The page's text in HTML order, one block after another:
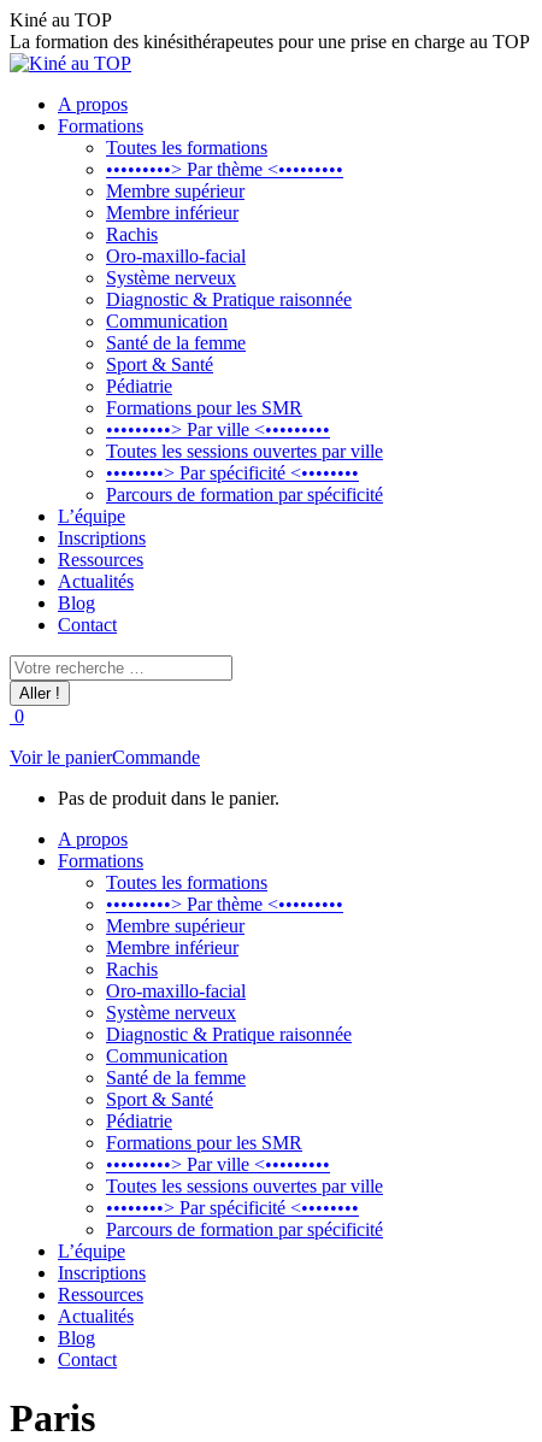
Aller
au
contenu
Kiné au TOP
La formation des kinésithérapeutes pour une prise en charge au TOP
A propos
Formations
Toutes les formations
•••••••••> Par thème <•••••••••
Membre supérieur
Membre inférieur
Rachis
Oro-maxillo-facial
Système nerveux
Diagnostic & Pratique raisonnée
Communication
Santé de la femme
Sport & Santé
Pédiatrie
Formations pour les SMR
•••••••••> Par ville <•••••••••
Toutes les sessions ouvertes par ville
••••••••> Par spécificité <••••••••
Parcours de formation par spécificité
L’équipe
Inscriptions
Ressources
Actualités
Blog
Contact
Recherche
:
0
Voir le panierCommande
Pas de produit dans le panier.
A propos
Formations
Toutes les formations
•••••••••> Par thème <•••••••••
Membre supérieur
Membre inférieur
Rachis
Oro-maxillo-facial
Système nerveux
Diagnostic & Pratique raisonnée
Communication
Santé de la femme
Sport & Santé
Pédiatrie
Formations pour les SMR
•••••••••> Par ville <•••••••••
Toutes les sessions ouvertes par ville
••••••••> Par spécificité <••••••••
Parcours de formation par spécificité
L’équipe
Inscriptions
Ressources
Actualités
Blog
Contact
Paris